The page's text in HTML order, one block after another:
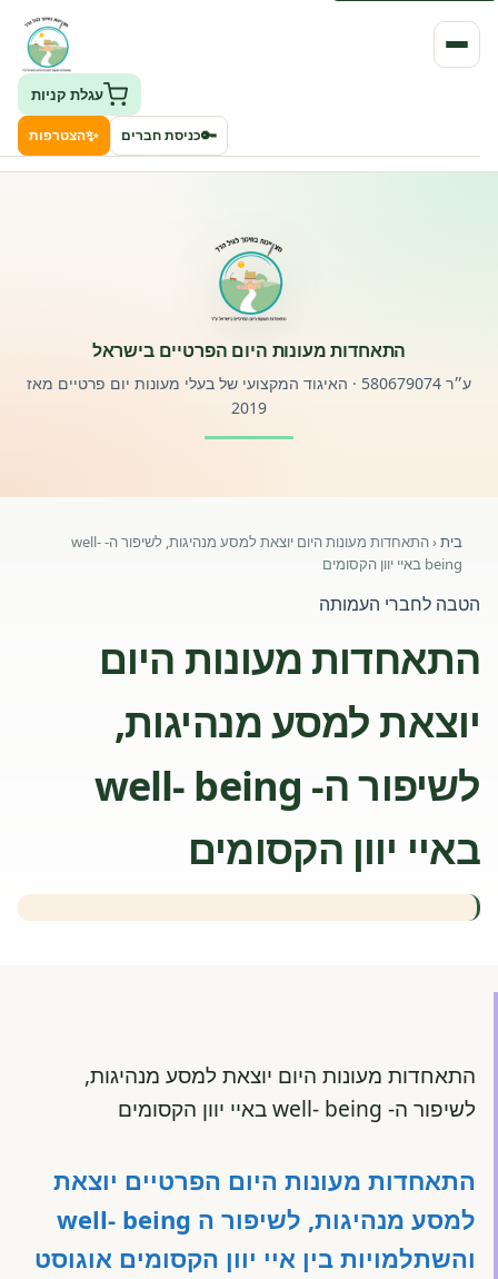
רישוי וחקיקה
פורטל לוח מודעות דרושים עובדים
אזור לחברים
עגלת קניות
🔑כניסת חברים ✨הצטרפות
התאחדות מעונות היום הפרטיים בישראל
ע״ר 580679074 · האיגוד המקצועי של בעלי מעונות יום פרטיים מאז
2019
בית‹
התאחדות מעונות היום יוצאת למסע מנהיגות, לשיפור ה- well-
being באיי יוון הקסומים
הטבה לחברי העמותה
התאחדות מעונות היום
יוצאת למסע מנהיגות,
לשיפור ה- well- being
באיי יוון הקסומים
התאחדות מעונות היום יוצאת למסע מנהיגות,
לשיפור ה- well- being באיי יוון הקסומים
התאחדות מעונות היום הפרטיים יוצאת
למסע מנהיגות, לשיפור ה well- being
והשתלמויות בין איי יוון הקסומים אוגוסט